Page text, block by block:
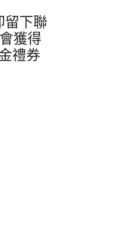
留下聯
獲得
禮券